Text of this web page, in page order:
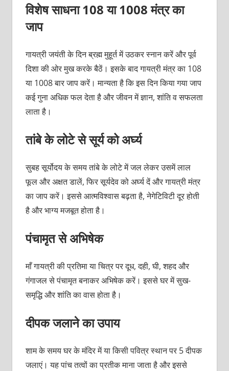
विशेष साधना 108 या 1008 मंत्र का
जाप
गायत्री जयंती के दिन ब्रह्म मुहूर्त में उठकर स्नान करें और पूर्व
दिशा की ओर मुख करके बैठें। इसके बाद गायत्री मंत्र का 108
या 1008 बार जाप करें। मान्यता है कि इस दिन किया गया जाप
कई गुना अधिक फल देता है और जीवन में ज्ञान, शांति व सफलता
लाता है।
तांबे के लोटे से सूर्य को अर्घ्य
सुबह सूर्योदय के समय तांबे के लोटे में जल लेकर उसमें लाल
फूल और अक्षत डालें, फिर सूर्यदेव को अर्घ्य दें और गायत्री मंत्र
का जाप करें। इससे आत्मविश्वास बढ़ता है, नेगेटिविटी दूर होती
है और भाग्य मजबूत होता है।
पंचामृत से अभिषेक
माँ गायत्री की प्रतिमा या चित्र पर दूध, दही, घी, शहद और
गंगाजल से पंचामृत बनाकर अभिषेक करें। इससे घर में सुख-
समृद्धि और शांति का वास होता है।
दीपक जलाने का उपाय
शाम के समय घर के मंदिर में या किसी पवित्र स्थान पर 5 दीपक
जलाएं। यह पांच तत्वों का प्रतीक माना जाता है और इससे